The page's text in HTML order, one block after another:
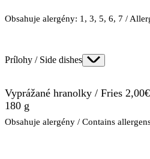
Obsahuje alergény: 1, 3, 5, 6, 7 /
Prílohy / Side dishes
Vyprážané hranolky / Fries 2,00€
180 g
Obsahuje alergény / Contains